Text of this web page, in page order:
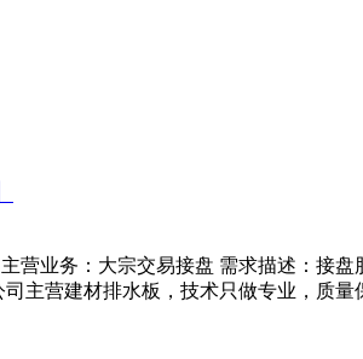
营业务：大宗交易接盘 需求描述：接
主营建材排水板，技术只做专业，质量